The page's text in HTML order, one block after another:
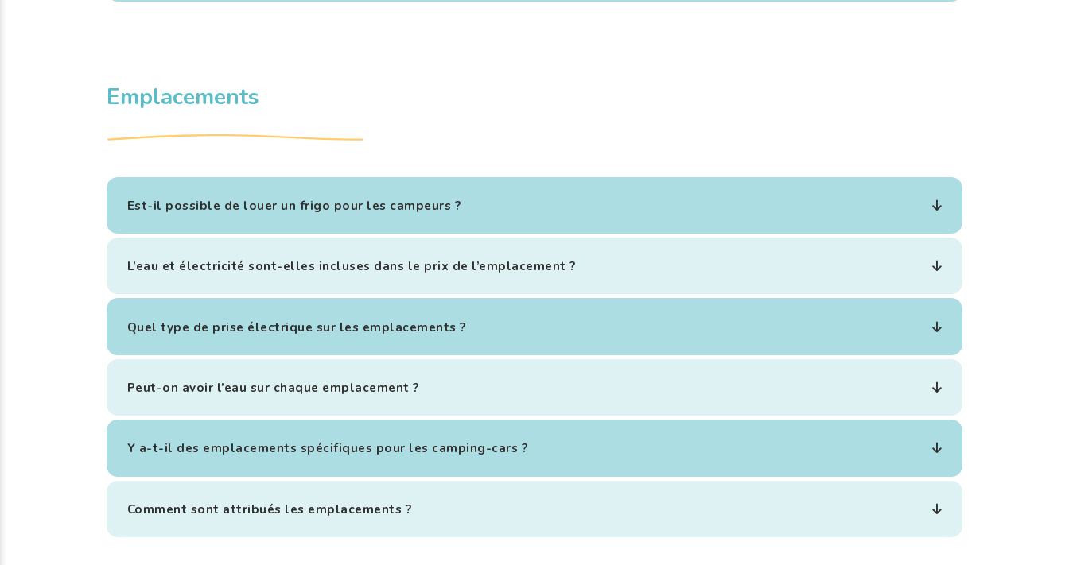
Emplacements
Est-il possible de louer un frigo pour les campeurs ?
L’eau et électricité sont-elles incluses dans le prix de l’emplacement ?
Quel type de prise électrique sur les emplacements ?
Peut-on avoir l’eau sur chaque emplacement ?
Y a-t-il des emplacements spécifiques pour les camping-cars ?
Comment sont attribués les emplacements ?